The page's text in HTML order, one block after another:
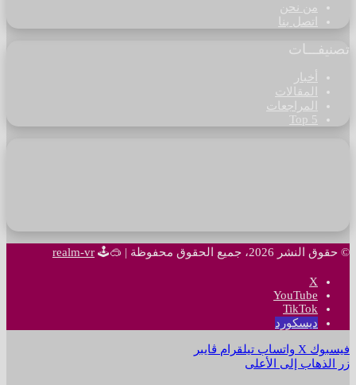
من نحن
اتصل بنا
تصنيفـــات
أخبار
المقالات
المراجعات
Top 5
© حقوق النشر 2026، جميع الحقوق محفوظة | 🥽🕹
realm-vr
‫X
‫YouTube
‫TikTok
ديسكورد
فيسبوك ‫X واتساب تيلقرام ڤايبر
زر الذهاب إلى الأعلى